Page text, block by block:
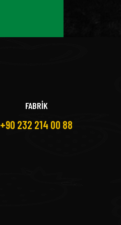
FABRİK
+90 232 214 00 88